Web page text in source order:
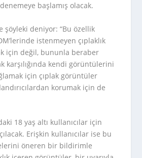
başlamış olacak.
şöyleki deniyor: “Bu özellik
istenmeyen çıplaklık
için değil, bununla beraber
karşılığında kendi görüntülerini
için çıplak görüntüler
korumak için de
18 yaş altı kullanıcılar için
Erişkin kullanıcılar ise bu
öneren bir bildirimle